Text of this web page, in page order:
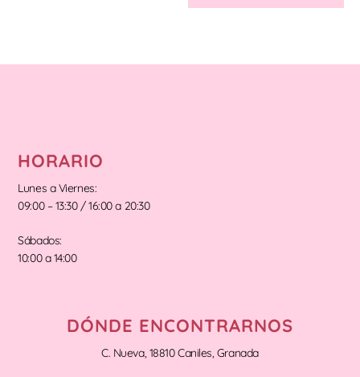
HORARIO
Lunes a Viernes:
09:00 – 13:30 / 16:00 a 20:30
Sábados:
10:00 a 14:00
DÓNDE ENCONTRARNOS
C. Nueva, 18810 Caniles, Granada